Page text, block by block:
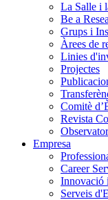
La Salle i
Be a
Grups i
Àrees de
Linies
Projectes
Comitè
Revista
Empresa
Career
Innovació
Serveis